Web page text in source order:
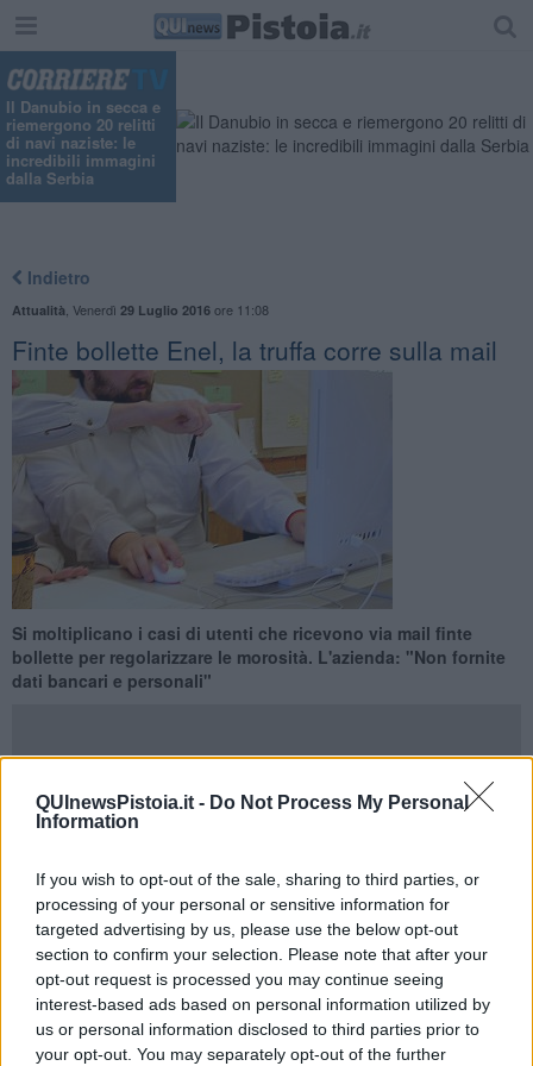
QUInewsPistoia.it - Do Not Process My Personal
Information
If you wish to opt-out of the sale, sharing to third parties, or
processing of your personal or sensitive information for
targeted advertising by us, please use the below opt-out
section to confirm your selection. Please note that after your
opt-out request is processed you may continue seeing
interest-based ads based on personal information utilized by
us or personal information disclosed to third parties prior to
your opt-out. You may separately opt-out of the further
Il Danubio in secca e
riemergono 20 relitti
di navi naziste: le
incredibili immagini
dalla Serbia
Indietro
Attualità Venerdì 29 Luglio 2016ore 11:08
Finte bollette Enel, la truffa corre sulla mail
Si moltiplicano i casi di utenti che ricevono via mail finte
bollette per regolarizzare le morosità. L'azienda: "Non fornite
dati bancari e personali"
PISTOIA —Una
estorcere dati personali e bancari.
Continuano ad aumentare i casi diutentiche segnalano truffe
inviate tramite posta elettronica.
Il destinatario riceve una finta bolletta e viene invitato a